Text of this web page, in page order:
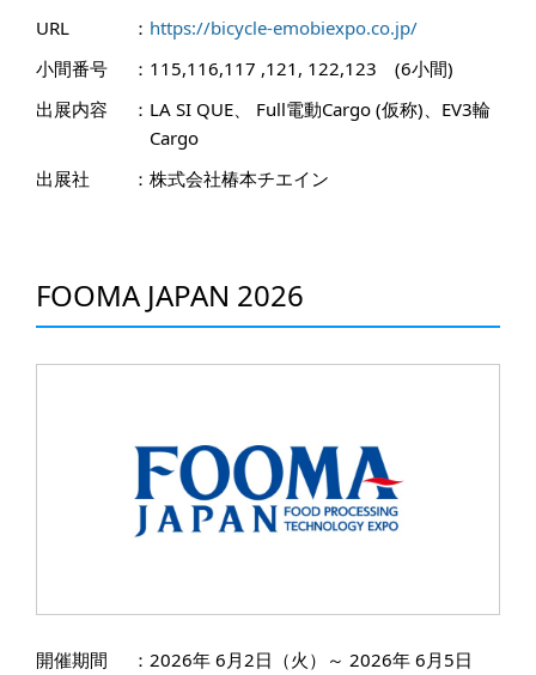
URL
： https://bicycle-emobiexpo.co.jp/
小間番号
： 115,116,117 ,121, 122,123 (6小間)
出展内容
： LA SI QUE、 Full電動Cargo (仮称)、EV3輪
Cargo
出展社
： 株式会社椿本チエイン
FOOMA JAPAN 2026
開催期間 ： 2026年 6月2日（火）～ 2026年 6月5日